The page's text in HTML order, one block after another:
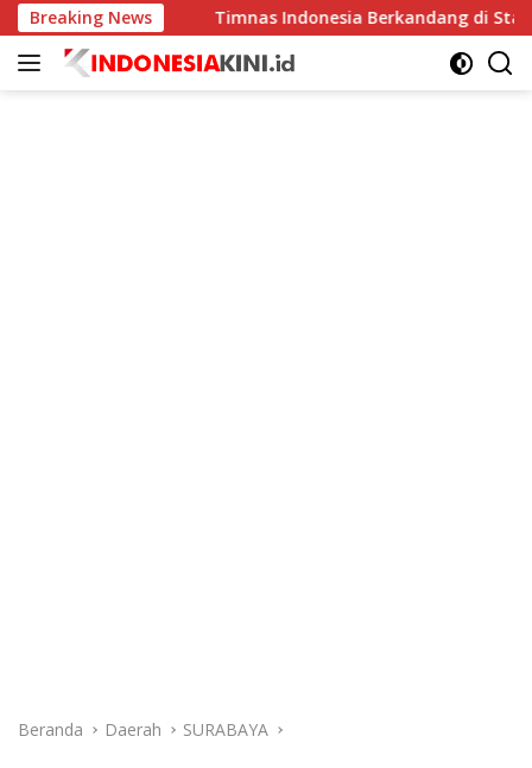
Langsung
ke
konten
Breaking News Timnas Indonesia Berkandang di Stadion
Beranda Daerah SURABAYA